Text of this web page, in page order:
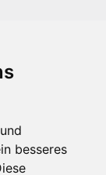
besseres